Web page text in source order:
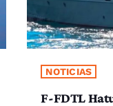
NOTICIAS
F-FDTL